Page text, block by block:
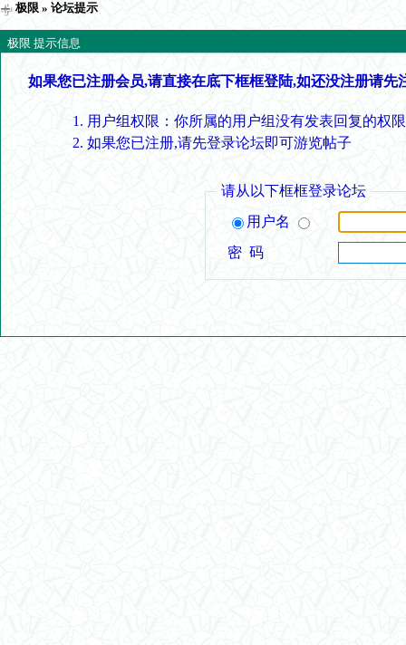
极限 » 论坛提示
极限 提示信息
如果您已注册会员,请直接在底下框框登陆,如还没注册请先
用户组权限：你所属的用户组没有发表回复的权
如果您已注册,请先登录论坛即可游览帖子
请从以下框框登录论坛
用户名
密 码